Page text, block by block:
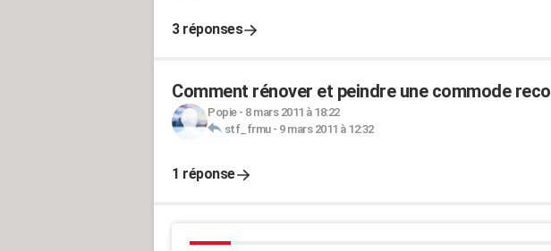
3 réponses
Comment rénover et peindre une commode
Popie- 8 mars 2011 à 18:22
stf_frmu- 9 mars 2011 à 12:32
1 réponse